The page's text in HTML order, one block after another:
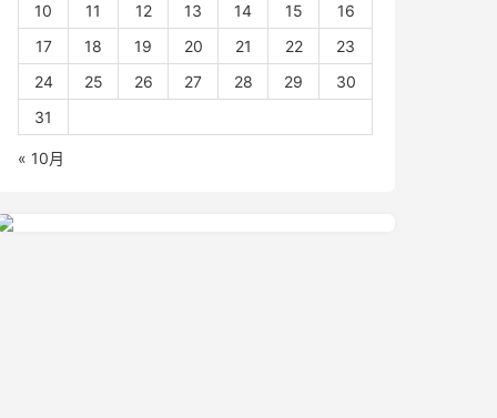
10
11 12 13 14 15
16
17
18 19 20 21 22
23
24
25 26 27 28 29
30
31
« 10月